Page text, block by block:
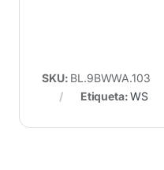
SKU: BL.9BWWA.103
Etiqueta:WS